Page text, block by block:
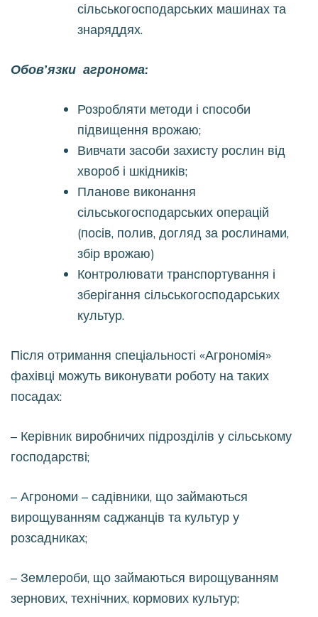
сільськогосподарських машинах та
знаряддях.
Обов’язки агронома:
Розробляти методи і способи
підвищення врожаю;
Вивчати засоби захисту рослин від
хвороб і шкідників;
Планове виконання
сільськогосподарських операцій
(посів, полив, догляд за рослинами,
збір врожаю)
Контролювати транспортування і
зберігання сільськогосподарських
культур.
Після отримання спеціальності «Агрономія»
фахівці можуть виконувати роботу на таких
посадах:
– Керівник виробничих підрозділів у сільському
господарстві;
– Агрономи – садівники, що займаються
вирощуванням саджанців та культур у
розсадниках;
– Землероби, що займаються вирощуванням
зернових, технічних, кормових культур;